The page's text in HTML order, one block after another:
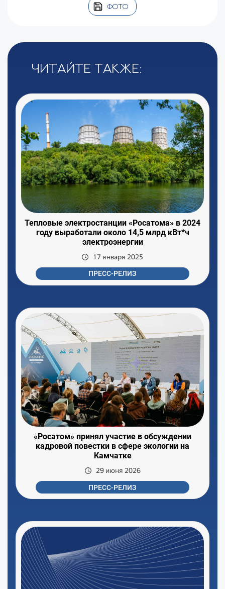
ФОТО
Читайте также:
Тепловые электростанции «Росатома» в 2024
году выработали около 14,5 млрд кВт*ч
электроэнергии
17 января 2025
ПРЕСС-РЕЛИЗ
«Росатом» принял участие в обсуждении
кадровой повестки в сфере экологии на
Камчатке
29 июня 2026
ПРЕСС-РЕЛИЗ